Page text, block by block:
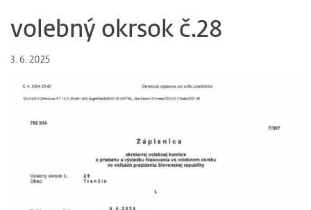
volebný okrsok č.28
3. 6. 2025